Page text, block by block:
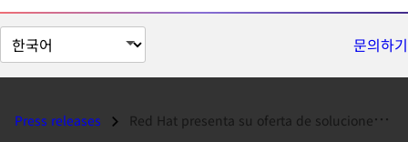
페
이
문의하기
Press releases Red Hat presenta su oferta de soluciones open source empresarial para...